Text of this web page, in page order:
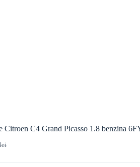
Citroen C4 Grand Picasso 1.8 benzina
lei